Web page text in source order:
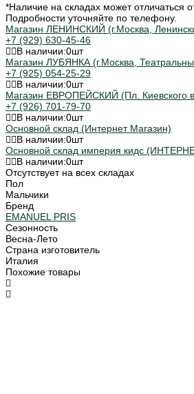
*Наличие на складах может отличаться
Подробности уточняйте по телефону.
Магазин ЛЕНИНСКИЙ (г.Москва,
+7 (929) 630-45-46
В наличии:0шт
Магазин ЛУБЯНКА (г.Москва,
+7 (925) 054-25-29
В наличии:0шт
Магазин ЕВРОПЕЙСКИЙ (Пл. Киевского
+7 (926) 701-79-70
В наличии:0шт
Основной склад (Интернет Магазин)
В наличии:0шт
Основной склад империя кидс
В наличии:0шт
Отсутствует на всех складах
Пол
Мальчики
Бренд
EMANUEL PRIS
Сезонность
Весна-Лето
Страна изготовитель
Италия
Похожие товары